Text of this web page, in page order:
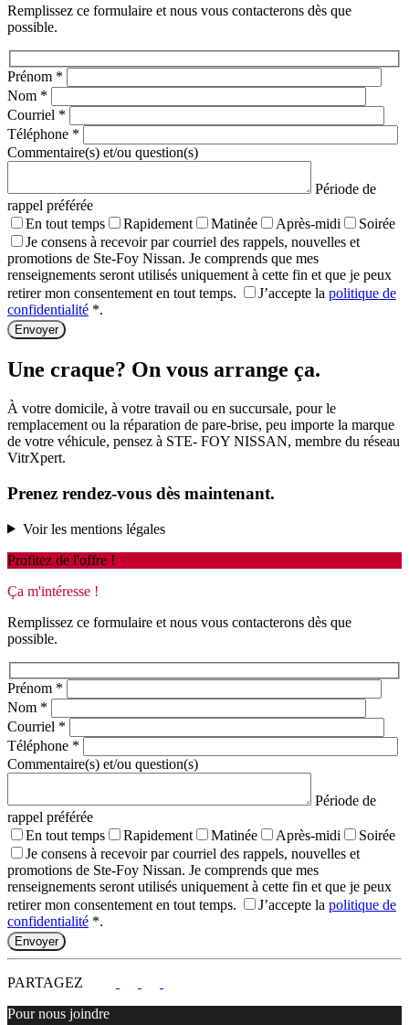
Remplissez ce formulaire et nous vous contacterons dès que
possible.
Prénom *
Nom *
Courriel *
Téléphone *
Commentaire(s) et/ou question(s)
Période de
rappel préférée
En tout temps
Rapidement Matinée Après-midi
Soirée
Je consens à recevoir par courriel des rappels, nouvelles et
promotions de Ste-Foy Nissan. Je comprends que mes
renseignements seront utilisés uniquement à cette fin et que je peux
retirer mon consentement en tout temps.
J’accepte la politique de
confidentialité *.
Une craque? On vous arrange ça.
À votre domicile, à votre travail ou en succursale, pour le
remplacement ou la réparation de pare-brise, peu importe la marque
de votre véhicule, pensez à STE- FOY NISSAN, membre du réseau
VitrXpert.
Prenez rendez-vous dès maintenant.
Voir les mentions légales
Profitez de l'offre !
Ça m'intéresse !
Remplissez ce formulaire et nous vous contacterons dès que
possible.
Prénom *
Nom *
Courriel *
Téléphone *
Commentaire(s) et/ou question(s)
Période de
rappel préférée
En tout temps
Rapidement Matinée Après-midi
Soirée
Je consens à recevoir par courriel des rappels, nouvelles et
promotions de Ste-Foy Nissan. Je comprends que mes
renseignements seront utilisés uniquement à cette fin et que je peux
retirer mon consentement en tout temps.
J’accepte la politique de
confidentialité *.
PARTAGEZ
Pour nous joindre